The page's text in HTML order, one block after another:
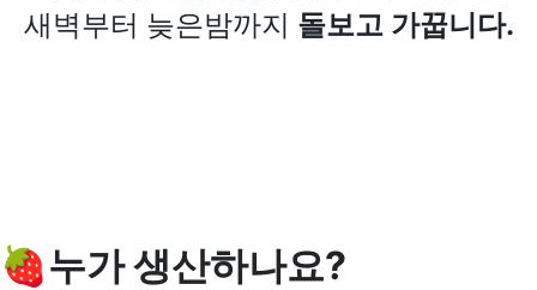
새벽부터 늦은밤까지 돌보고 가꿉니다.
🍓누가 생산하나요?